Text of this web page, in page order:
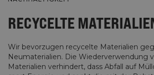
RECYCELTE
Wir bevorzugen recycelte Materialien
Neumaterialien. Die Wiederverwendung
Materialien verhindert, dass Abfall auf